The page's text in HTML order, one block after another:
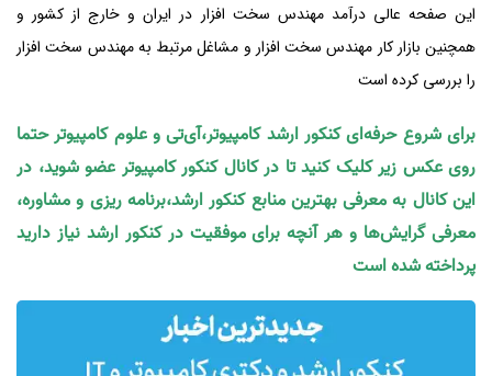
این صفحه عالی درآمد مهندس سخت افزار در ایران و خارج از کشور و
همچنین بازار کار مهندس سخت افزار و مشاغل مرتبط به مهندس سخت افزار
را بررسی کرده است
برای شروع حرفه‌ای کنکور ارشد کامپیوتر،آی‌تی و علوم کامپیوتر حتما
روی عکس زیر کلیک کنید تا در کانال کنکور کامپیوتر عضو شوید، در
این کانال به معرفی بهترین منابع کنکور ارشد،برنامه ریزی و مشاوره،
معرفی گرایش‌ها و هر آنچه برای موفقیت در کنکور ارشد نیاز دارید
پرداخته شده است